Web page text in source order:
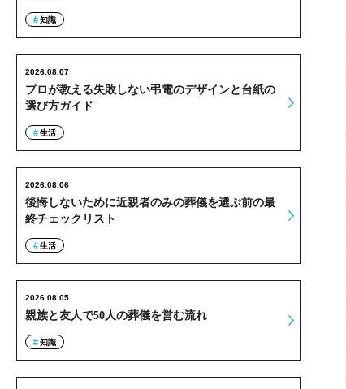
知識
プロが教える失敗しない弔電のデザインと台紙の
選び方ガイド
2026.08.07
生活
後悔しないために近親者のみの葬儀を選ぶ前の最
終チェックリスト
2026.08.06
生活
親族と友人で50人の葬儀を営む流れ
2026.08.05
知識